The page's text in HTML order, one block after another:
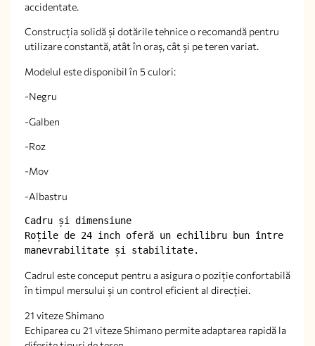
accidentate.
Construcția solidă și dotările tehnice o recomandă pentru
utilizare constantă, atât în oraș, cât și pe teren variat.
Modelul este disponibil în 5 culori:
-Negru
-Galben
-Roz
-Mov
-Albastru
Cadru și dimensiune
Roțile de 24 inch oferă un echilibru bun între
manevrabilitate și stabilitate.
Cadrul este conceput pentru a asigura o poziție confortabilă
în timpul mersului și un control eficient al direcției.
21 viteze Shimano
Echiparea cu 21 viteze Shimano permite adaptarea rapidă la